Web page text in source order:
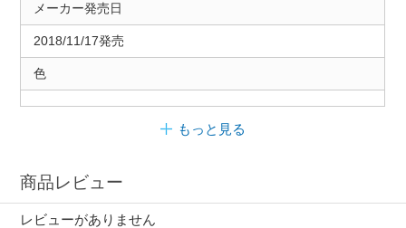
メーカー発売日
2018/11/17発売
色
もっと見る
商品レビュー
レビューがありません